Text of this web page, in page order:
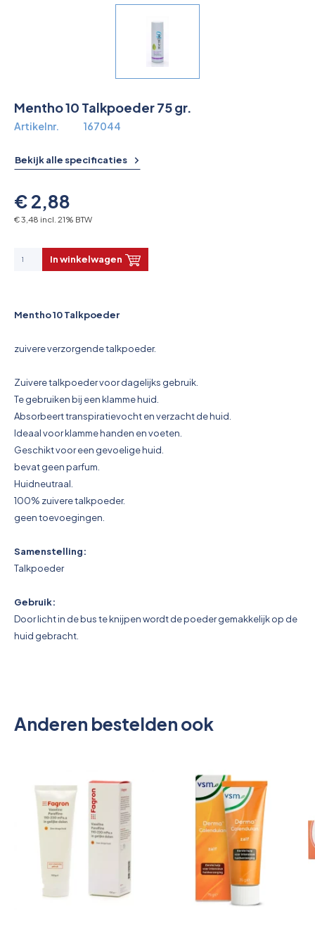
Verbandkoffers
Lesmateriaal
Verbandmiddelen
Instrumenten
Pictogrammen
Mentho 10 Talkpoeder 75 gr.
Artikelnr. 167044
Bekijk alle specificaties
€ 2,88
€ 3,48 incl. 21% BTW
In winkelwagen
Mentho 10 Talkpoeder
zuivere verzorgende talkpoeder.
Zuivere talkpoeder voor dagelijks gebruik.
Te gebruiken bij een klamme huid.
Absorbeert transpiratievocht en verzacht de huid.
Ideaal voor klamme handen en voeten.
Geschikt voor een gevoelige huid.
bevat geen parfum.
Huidneutraal.
100% zuivere talkpoeder.
geen toevoegingen.
Samenstelling:
Talkpoeder
Gebruik:
Door licht in de bus te knijpen wordt de poeder gemakkelijk op de
huid gebracht.
Anderen bestelden ook